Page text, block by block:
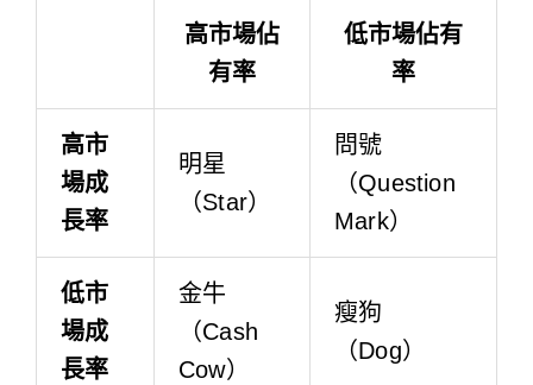
高市場佔
有率
低市場佔有
率
高市
場成
長率
明星
（Star）
問號
（Question
Mark）
低市
場成
長率
金牛
（Cash
Cow）
瘦狗
（Dog）